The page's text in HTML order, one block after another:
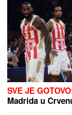
SVE JE
Madrida u